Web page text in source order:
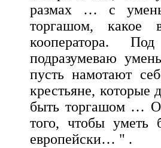
размах … с
торгашом, какое
кооператора.
подразумеваю
пусть намотают
крестьяне, которые
быть торгашом …
того, чтобы уметь
европейски… " .